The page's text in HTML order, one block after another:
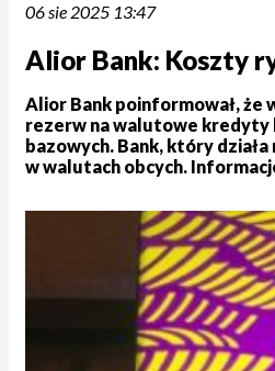
06 sie 2025 13:47
Alior Bank: Koszty
Alior Bank poinformował, że
rezerw na walutowe kredyty
bazowych. Bank, który
w walutach obcych.